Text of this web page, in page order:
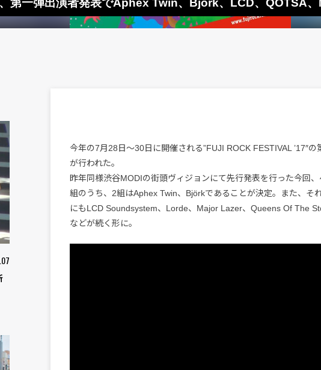
第一弾出演者発表でAphex Twin、Björk、LCD、QOTSA
今年の7月28日〜30日に開催される”FUJI ROCK FESTIVAL ’17″の
が行われた。
昨年同様渋谷MODIの街頭ヴィジョンにて先行発表を行った今回
組のうち、2組はAphex Twin、Björkであることが決定。また、そ
にもLCD Soundsystem、Lorde、Major Lazer、Queens Of The
などが続く形に。